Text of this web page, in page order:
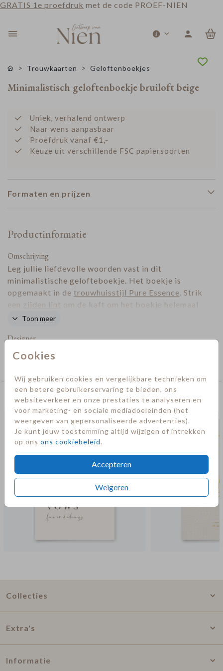
GRATIS 1e proefdruk met de code PROEF-NIEN
Cookies
Wij gebruiken cookies en vergelijkbare technieken om
een betere gebruikerservaring te bieden, ons
websiteverkeer en onze prestaties te analyseren en
voor marketing- en sociale mediadoeleinden (het
weergeven van gepersonaliseerde advertenties).
Je kunt jouw toestemming altijd wijzigen of intrekken
op ons ons cookiebeleid.
Accepteren
Weigeren
Trouwkaarten Geloftenboekjes
Minimalistisch geloftenboekje bruiloft beige
Uniek, verhalend ontwerp
Naar wens aanpasbaar
Proefdruk vanaf €1,-
Keuze uit verschillende FSC papiersoorten
Formaten en prijzen
Productinformatie
Omschrijving
Leg jullie liefdevolle woorden vast in dit
minimalistische gelofteboekje. Het boekje is
opgemaakt in de trouwhuisstijl Pure Essence. Strik
een zijden lint om de kaft om het boekje helemaal
af te maken. Deze kun je er los bij bestellen.
Toon meer
Designer
Collectie
Deze kaarten vind je misschien ook leuk
gelofteboekje
Collecties
Extra's
Informatie